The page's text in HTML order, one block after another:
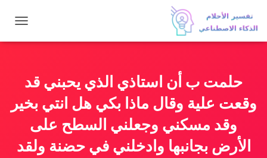
ب
ت
ل
حلمت ب أن استاذي الذي يحبني قد
وقعت علية وقال ماذا بكي هل انتي بخير
وقد مسكني وجعلني السطح على
الأرض بجانبها وادخلني في حضنة ولقد